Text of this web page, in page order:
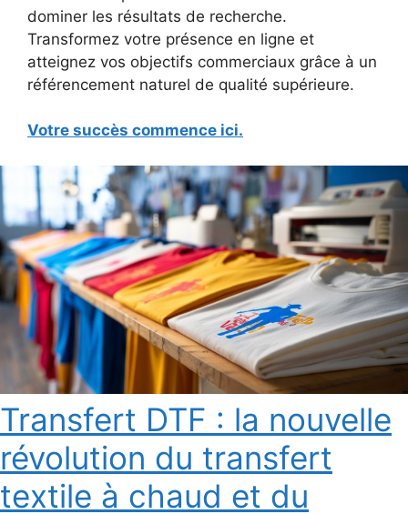
dominer les résultats de recherche.
Transformez votre présence en ligne et
atteignez vos objectifs commerciaux grâce à un
référencement naturel de qualité supérieure.
Votre succès commence ici.
Transfert DTF : la nouvelle
révolution du transfert
textile à chaud et du